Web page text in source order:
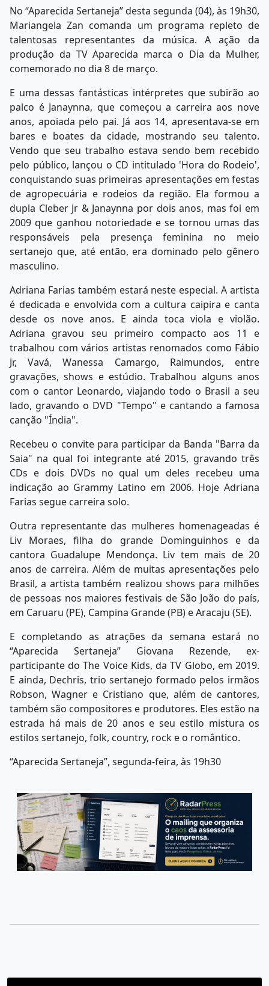
No “Aparecida Sertaneja” desta segunda (04), às 19h30,
Mariangela Zan comanda um programa repleto de
talentosas representantes da música. A ação da
produção da TV Aparecida marca o Dia da Mulher,
comemorado no dia 8 de março.
E uma dessas fantásticas intérpretes que subirão ao
palco é Janaynna, que começou a carreira aos nove
anos, apoiada pelo pai. Já aos 14, apresentava-se em
bares e boates da cidade, mostrando seu talento.
Vendo que seu trabalho estava sendo bem recebido
pelo público, lançou o CD intitulado 'Hora do Rodeio',
conquistando suas primeiras apresentações em festas
de agropecuária e rodeios da região. Ela formou a
dupla Cleber Jr & Janaynna por dois anos, mas foi em
2009 que ganhou notoriedade e se tornou umas das
responsáveis pela presença feminina no meio
sertanejo que, até então, era dominado pelo gênero
masculino.
Adriana Farias também estará neste especial. A artista
é dedicada e envolvida com a cultura caipira e canta
desde os nove anos. E ainda toca viola e violão.
Adriana gravou seu primeiro compacto aos 11 e
trabalhou com vários artistas renomados como Fábio
Jr, Vavá, Wanessa Camargo, Raimundos, entre
gravações, shows e estúdio. Trabalhou alguns anos
com o cantor Leonardo, viajando todo o Brasil a seu
lado, gravando o DVD "Tempo" e cantando a famosa
canção "Índia".
Recebeu o convite para participar da Banda "Barra da
Saia" na qual foi integrante até 2015, gravando três
CDs e dois DVDs no qual um deles recebeu uma
indicação ao Grammy Latino em 2006. Hoje Adriana
Farias segue carreira solo.
Outra representante das mulheres homenageadas é
Liv Moraes, filha do grande Dominguinhos e da
cantora Guadalupe Mendonça. Liv tem mais de 20
anos de carreira. Além de muitas apresentações pelo
Brasil, a artista também realizou shows para milhões
de pessoas nos maiores festivais de São João do país,
em Caruaru (PE), Campina Grande (PB) e Aracaju (SE).
E completando as atrações da semana estará no
“Aparecida Sertaneja” Giovana Rezende, ex-
participante do The Voice Kids, da TV Globo, em 2019.
E ainda, Dechris, trio sertanejo formado pelos irmãos
Robson, Wagner e Cristiano que, além de cantores,
também são compositores e produtores. Eles estão na
estrada há mais de 20 anos e seu estilo mistura os
estilos sertanejo, folk, country, rock e o romântico.
“Aparecida Sertaneja”, segunda-feira, às 19h30